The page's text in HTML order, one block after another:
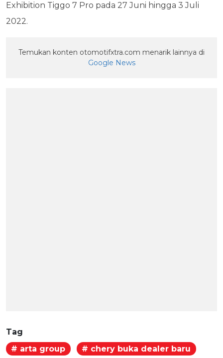
Exhibition Tiggo 7 Pro pada 27 Juni hingga 3 Juli
2022.
Temukan konten otomotifxtra.com menarik lainnya di
Google News
Tag
# arta group
# chery buka dealer baru